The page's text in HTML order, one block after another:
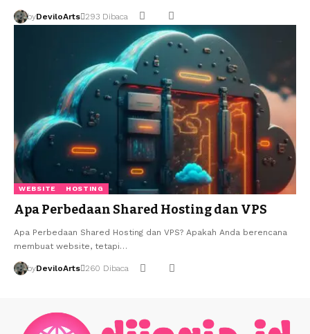
byDeviloArts 293 Dibaca
WEBSITE HOSTING
Apa Perbedaan Shared Hosting dan VPS
Apa Perbedaan Shared Hosting dan VPS? Apakah Anda berencana
membuat website, tetapi…
byDeviloArts 260 Dibaca